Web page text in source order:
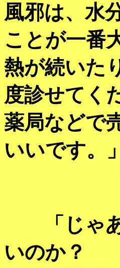
風邪は、水
ことが一番
熱が続いた
度診せてく
薬局などで
いいです。」
「じゃあ
いのか？